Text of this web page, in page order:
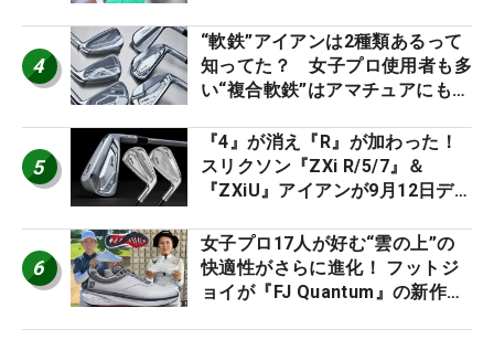
ー』 #女子プロセッティング
4
“軟鉄”アイアンは2種類あるって
知ってた？ 女子プロ使用者も多
い“複合軟鉄”はアマチュアにもオ
5
『4』が消え『R』が加わった！
スリクソン『ZXi R/5/7』＆
『ZXiU』アイアンが9月12日デ
6
女子プロ17人が好む“雲の上”の
快適性がさらに進化！ フットジ
ョイが『FJ Quantum』の新作を